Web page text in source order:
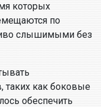
которых
по
слышимыми без
таких как боковые
обеспечить